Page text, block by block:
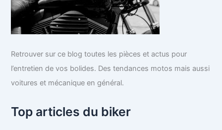
Retrouver sur ce blog toutes les pièces et actus pour
l’entretien de vos bolides. Des tendances motos mais aussi
voitures et mécanique en général.
Top articles du biker